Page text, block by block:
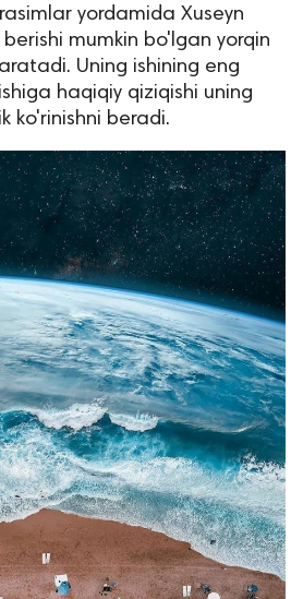
yordamida Xuseyn
mumkin bo'lgan yorqin
Uning ishining eng
haqiqiy qiziqishi uning
ko'rinishni beradi.